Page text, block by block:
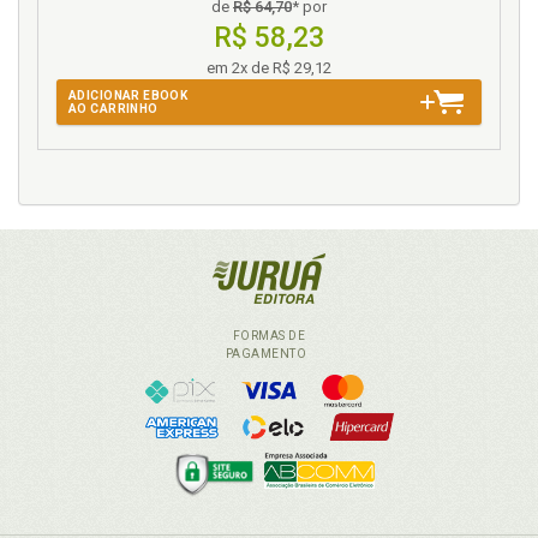
desafios para uma sociedade plural e jusdiversa.
Bárbara D. Lago Modernell / Denizom Moreira de
O
O paradigma intercultural no Estado de Roraima: o
reconhecimento da existência de um sistema
O princípio do protetor-recebedor e a tutela dos
serviços ambientais no ordenamento jurídico
brasileiro. Thaísa Rodrigues Lustosa de Camargo /
Henrique dos Santos Pereira, p. 157
Ordenamento jurídico. O princípio do protetor-
recebedor e a tutela dos serviços ambientais no
de R$ 64,70* por
R$ 58,23
em 2x de R$ 29,12
ADICIONAR EBOOK
AO CARRINHO
FORMAS DE
PAGAMENTO